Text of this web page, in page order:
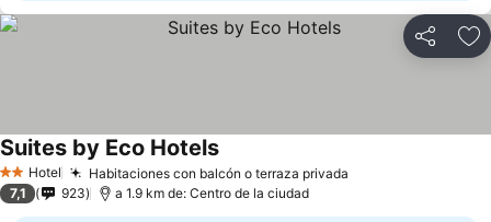
Compartir
2 Estrellas
Hotel Habitaciones con balcón o terraza privada
Suites by Eco Hotels
7,1 923 a 1.9 km de: Centro de la ciudad